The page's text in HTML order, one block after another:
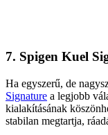
7. Spigen Kuel
Ha egyszerű, de
Signature a legjobb
kialakításának
stabilan megtartja,